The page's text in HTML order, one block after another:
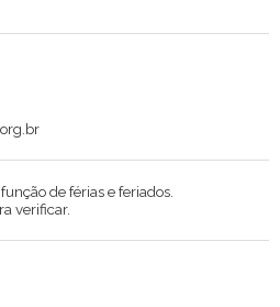
de férias e feriados.
verificar.